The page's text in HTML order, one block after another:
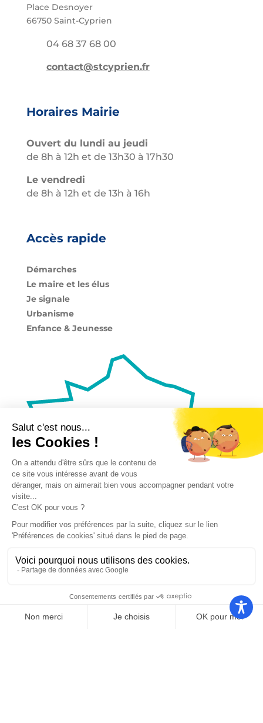
Place Desnoyer
66750 Saint-Cyprien
04 68 37 68 00
contact@stcyprien.fr
Horaires Mairie
Ouvert du lundi au jeudi
de 8h à 12h et de 13h30 à 17h30
Le vendredi
de 8h à 12h et de 13h à 16h
Accès rapide
Démarches
Le maire et les élus
Je signale
Urbanisme
Enfance & Jeunesse
Nos autres sites